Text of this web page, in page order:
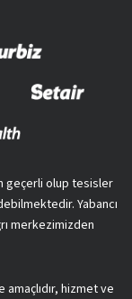
geçerli olup tesisler
Yabancı
merkezimizden
hizmet ve